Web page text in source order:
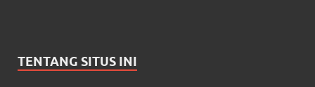
TENTANG SITUS INI